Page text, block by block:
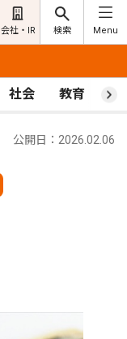
会社・IR 検索 Menu
社会 教育 ス
公開日：2026.02.06